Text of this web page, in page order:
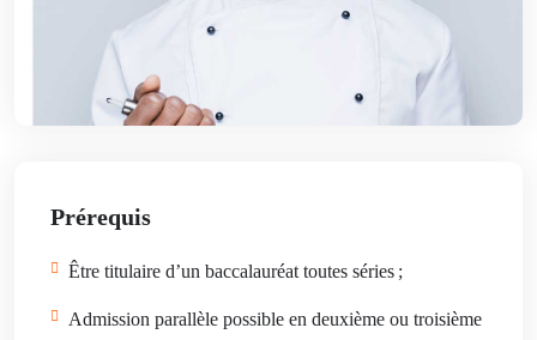
Prérequis
Être titulaire d’un baccalauréat toutes séries ;
Admission parallèle possible en deuxième ou troisième